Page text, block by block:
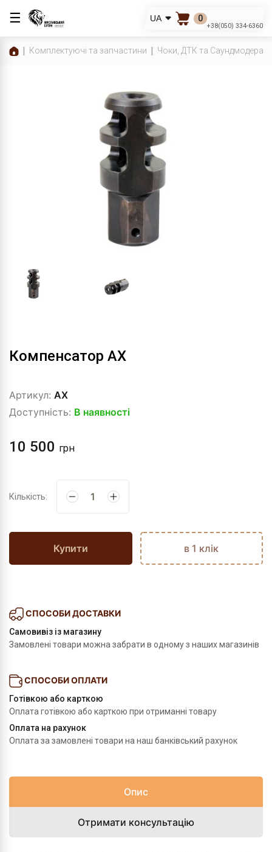
☰ UA 0
+38(050) 334-6360
Комплектуючі та запчастини Чоки, ДТК та
Компенсатор AX
Артикул: AX
Доступність: В наявності
10 500 грн
Кількість:
Купити в 1 клік
СПОСОБИ ДОСТАВКИ
Самовивіз із магазину
Замовлені товари можна забрати в одному з наших магазинів
СПОСОБИ ОПЛАТИ
Готівкою або карткою
Оплата готівкою або карткою при отриманні товару
Оплата на рахунок
Оплата за замовлені товари на наш банківський рахунок
Опис
Отримати консультацію